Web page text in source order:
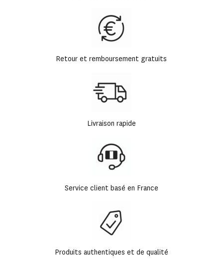
Retour et remboursement gratuits
Livraison rapide
Service client basé en France
Produits authentiques et de qualité